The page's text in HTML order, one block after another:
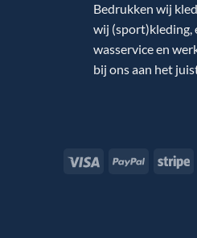
Bedrukken wij
wij (sport)kleding,
wasservice en
bij ons aan het
Visa PayPal